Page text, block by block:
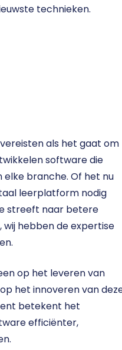
technieken.
als het gaat om
software die
branche. Of het nu
leerplatform nodig
streeft naar betere
hebben de expertise
op het leveren van
het innoveren van
betekent het
efficiënter,